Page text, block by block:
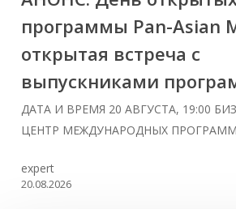
программы Pan-Asian
открытая встреча с
выпускниками
ДАТА И ВРЕМЯ 20 АВГУСТА, 19:00
ЦЕНТР МЕЖДУНАРОДНЫХ
expert
20.08.2026